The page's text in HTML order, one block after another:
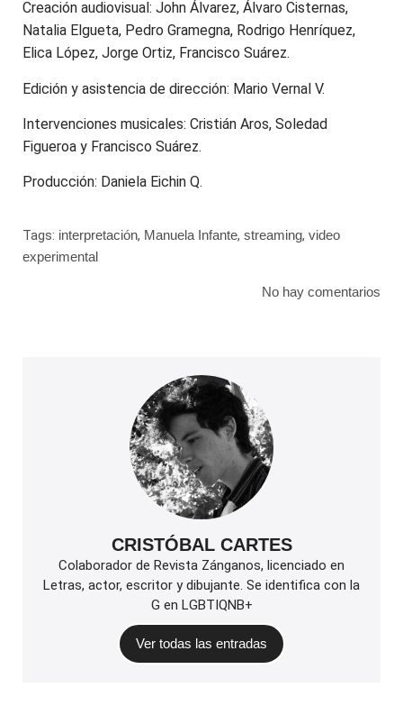
Creación audiovisual: John Álvarez, Álvaro Cisternas,
Natalia Elgueta, Pedro Gramegna, Rodrigo Henríquez,
Elica López, Jorge Ortiz, Francisco Suárez.
Edición y asistencia de dirección: Mario Vernal V.
Intervenciones musicales: Cristián Aros, Soledad
Figueroa y Francisco Suárez.
Producción: Daniela Eichin Q.
Tags: interpretación, Manuela Infante, streaming, video
experimental
No hay comentarios
CRISTÓBAL CARTES
Colaborador de Revista Zánganos, licenciado en
Letras, actor, escritor y dibujante. Se identifica con la
G en LGBTIQNB+
Ver todas las entradas